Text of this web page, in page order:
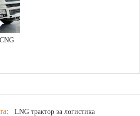
LNG трактор за логистика